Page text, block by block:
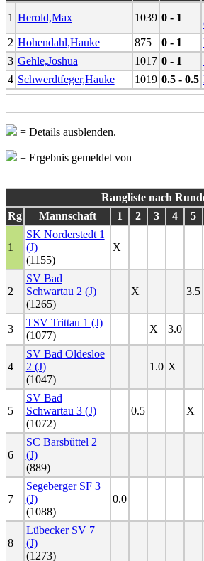
1 Herold,Max 1039 0 - 1
2 Hohendahl,Hauke 875 0 - 1
3 Gehle,Joshua 1017 0 - 1
4 Schwerdtfeger,Hauke 1019 0.5 - 0.5
= Details ausblenden.
= Ergebnis gemeldet von
Rangliste nach
Rg
Mannschaft 1 2 3 4 5
1
SK Norderstedt 1
(J)
(1155)
X
2
SV Bad
Schwartau 2 (J)
(1265)
X 3.5
3
TSV Trittau 1 (J)
(1077)
X 3.0
4
SV Bad Oldesloe
2 (J)
(1047)
1.0 X
5
SV Bad
Schwartau 3 (J)
(1072)
0.5 X
6
SC Barsbüttel 2
(J)
(889)
7
Segeberger SF 3
(J)
(1088)
0.0
8
Lübecker SV 7
(J)
(1273)